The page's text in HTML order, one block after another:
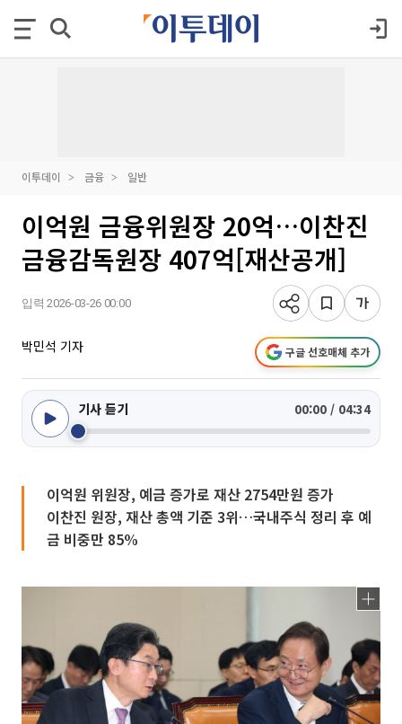
이투데이 금융 일반
이억원 금융위원장 20억…이찬진
금융감독원장 407억[재산공개]
입력 2026-03-26 00:00
박민석 기자 구글 선호매체 추가
기사 듣기 00:00 / 04:34
이억원 위원장, 예금 증가로 재산 2754만원 증가
이찬진 원장, 재산 총액 기준 3위…국내주식 정리 후 예
금 비중만 85%